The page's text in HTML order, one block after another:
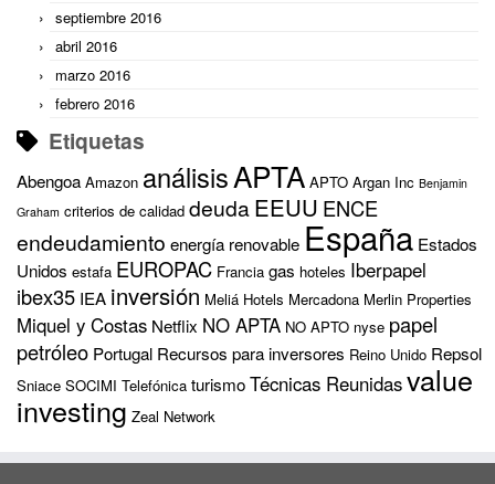
septiembre 2016
abril 2016
marzo 2016
febrero 2016
Etiquetas
Abengoa Amazon análisisAPTA APTO Argan Inc Benjamin
Graham criterios de calidad deudaEEUU ENCE
endeudamiento energía renovable España Estados
Unidos estafa EUROPAC Francia gas hoteles Iberpapel
ibex35 IEA inversión Meliá Hotels Mercadona Merlin Properties
Miquel y Costas Netflix NO APTA NO APTO nyse papel
petróleo Portugal Recursos para inversores Reino Unido Repsol
Sniace SOCIMI Telefónica turismoTécnicas Reunidasvalue
investing Zeal Network